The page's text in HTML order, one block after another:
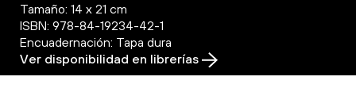
Tamaño: 14 x 21 cm
ISBN: 978-84-19234-42-1
Encuadernación: Tapa dura
Ver disponibilidad en librerías